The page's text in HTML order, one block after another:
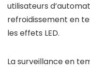
utilisateurs
refroidissement en
les effets LED.
La surveillance en